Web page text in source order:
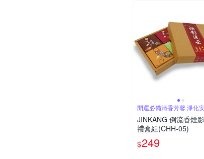
開運必備清香芳馨 淨化
JINKANG 倒流香煙
禮盒組(CHH-05)
$249